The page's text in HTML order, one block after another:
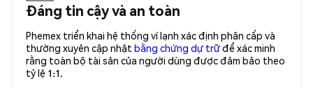
Đáng tin cậy và an toàn
Phemex triển khai hệ thống ví lạnh xác định phân cấp và
thường xuyên cập nhật bằng chứng dự trữđể xác minh
rằng toàn bộ tài sản của người dùng được đảm bảo theo
tỷ lệ 1:1.